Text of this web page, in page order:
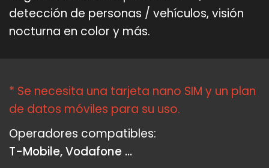
detección de personas / vehículos, visión
nocturna en color y más.
* Se necesita una tarjeta nano SIM y un plan
de datos móviles para su uso.
Operadores compatibles:
T-Mobile, Vodafone ...